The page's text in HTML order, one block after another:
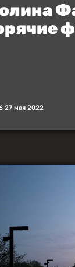
27 мая 2022